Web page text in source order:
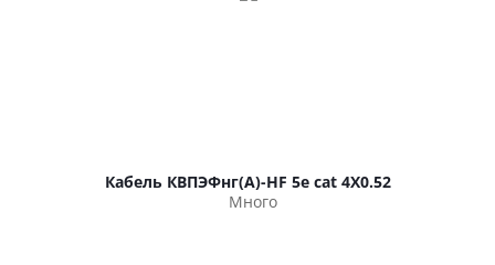
Кабель КВПЭФнг(А)-HF 5е cat 4Х0.52
Много